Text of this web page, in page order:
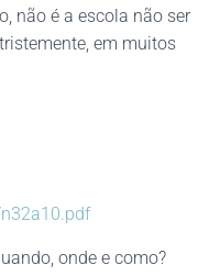
não é a escola não ser
em muitos
onde e como?